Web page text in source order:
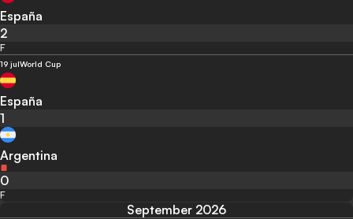
España
2
F
19 julWorld Cup
España
1
Argentina
0
F
September 2026